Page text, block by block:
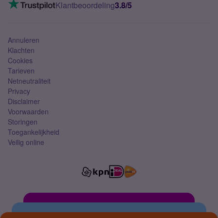
Mobiel abonnement
Klantbeoordeling3.8/5
Annuleren
Klachten
Cookies
Tarieven
Netneutraliteit
Privacy
Disclaimer
Voorwaarden
Storingen
Toegankelijkheid
Veilig online